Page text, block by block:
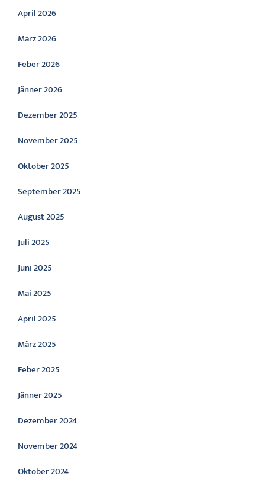
April 2026
März 2026
Feber 2026
Jänner 2026
Dezember 2025
November 2025
Oktober 2025
September 2025
August 2025
Juli 2025
Juni 2025
Mai 2025
April 2025
März 2025
Feber 2025
Jänner 2025
Dezember 2024
November 2024
Oktober 2024